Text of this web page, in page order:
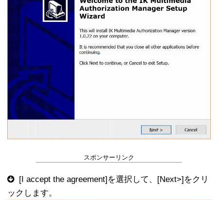
スポンサーリンク
[I accept the agreement]を選択して、[Next>]をクリ
ックします。